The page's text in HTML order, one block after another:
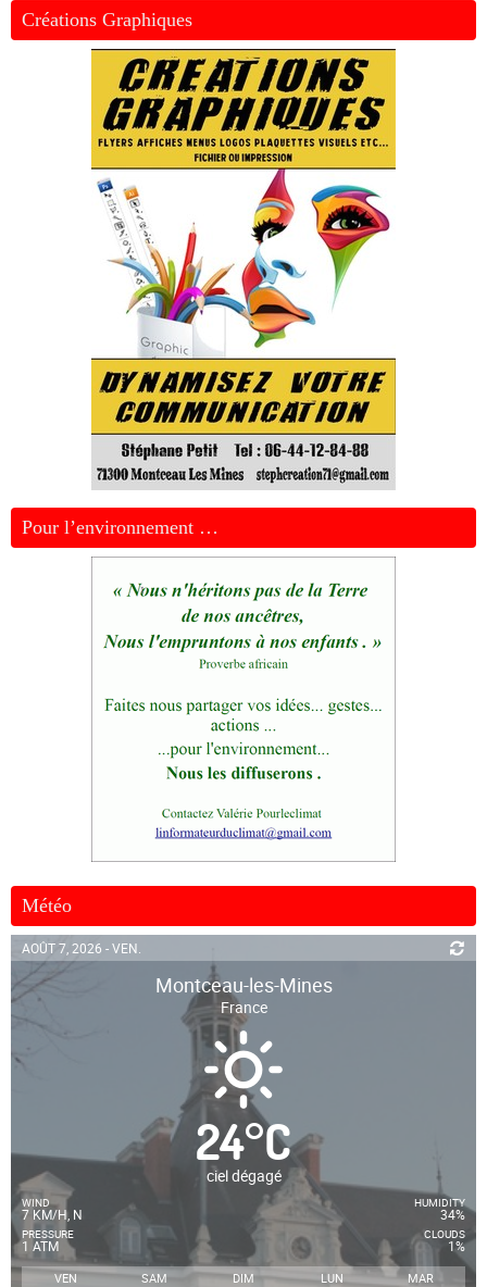
Créations Graphiques
Pour l’environnement …
Météo
AOÛT 7, 2026 - VEN.
Montceau-les-Mines
France
24°C
ciel dégagé
WIND
7 KM/H, N
PRESSURE
1 ATM
HUMIDITY
34%
CLOUDS
1%
VEN SAM DIM LUN MAR